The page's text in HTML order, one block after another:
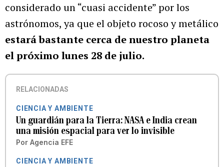
considerado un “cuasi accidente” por los
astrónomos, ya que el objeto rocoso y metálico
estará bastante cerca de nuestro planeta
el próximo lunes 28 de julio.
RELACIONADAS
CIENCIA Y AMBIENTE
Un guardián para la Tierra: NASA e India crean
una misión espacial para ver lo invisible
Por Agencia EFE
CIENCIA Y AMBIENTE